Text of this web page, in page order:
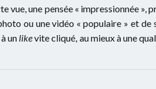
vue, une pensée « impressionnée »,
ou une vidéo « populaire » et de
un likevite cliqué, au mieux à une